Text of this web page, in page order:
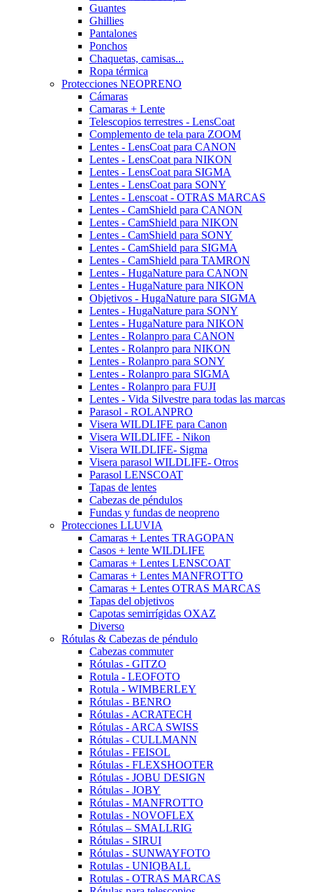
Guantes
Ghillies
Pantalones
Ponchos
Chaquetas, camisas...
Ropa térmica
Protecciones NEOPRENO
Cámaras
Camaras + Lente
Telescopios terrestres - LensCoat
Complemento de tela para ZOOM
Lentes - LensCoat para CANON
Lentes - LensCoat para NIKON
Lentes - LensCoat para SIGMA
Lentes - LensCoat para SONY
Lentes - Lenscoat - OTRAS MARCAS
Lentes - CamShield para CANON
Lentes - CamShield para NIKON
Lentes - CamShield para SONY
Lentes - CamShield para SIGMA
Lentes - CamShield para TAMRON
Lentes - HugaNature para CANON
Lentes - HugaNature para NIKON
Objetivos - HugaNature para SIGMA
Lentes - HugaNature para SONY
Lentes - HugaNature para NIKON
Lentes - Rolanpro para CANON
Lentes - Rolanpro para NIKON
Lentes - Rolanpro para SONY
Lentes - Rolanpro para SIGMA
Lentes - Rolanpro para FUJI
Lentes - Vida Silvestre para todas las marcas
Parasol - ROLANPRO
Visera WILDLIFE para Canon
Visera WILDLIFE - Nikon
Visera WILDLIFE- Sigma
Visera parasol WILDLIFE- Otros
Parasol LENSCOAT
Tapas de lentes
Cabezas de péndulos
Fundas y fundas de neopreno
Protecciones LLUVIA
Camaras + Lentes TRAGOPAN
Casos + lente WILDLIFE
Camaras + Lentes LENSCOAT
Camaras + Lentes MANFROTTO
Camaras + Lentes OTRAS MARCAS
Tapas del objetivos
Capotas semirrígidas OXAZ
Diverso
Rótulas & Cabezas de péndulo
Cabezas commuter
Rótulas - GITZO
Rotula - LEOFOTO
Rotula - WIMBERLEY
Rótulas - BENRO
Rótulas - ACRATECH
Rótulas - ARCA SWISS
Rótulas - CULLMANN
Rótulas - FEISOL
Rótulas - FLEXSHOOTER
Rótulas - JOBU DESIGN
Rótulas - JOBY
Rótulas - MANFROTTO
Rotulas - NOVOFLEX
Rótulas – SMALLRIG
Rótulas - SIRUI
Rótulas - SUNWAYFOTO
Rotulas - UNIQBALL
Rotulas - OTRAS MARCAS